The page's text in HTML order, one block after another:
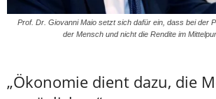
Prof. Dr. Giovanni Maio setzt sich dafür ein, dass bei der
der Mensch und nicht die Rendite im
„Ökonomie dient dazu, die